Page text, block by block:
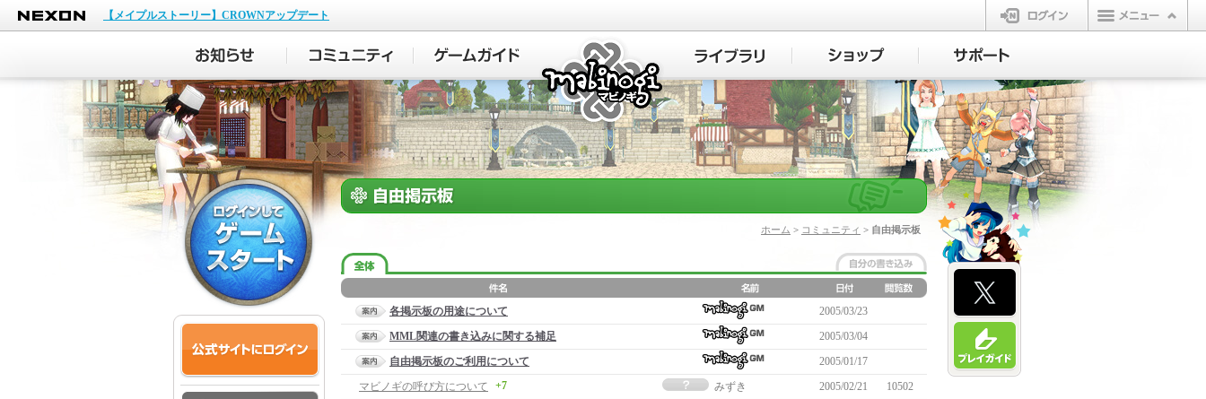
NEXON
【メイプルストーリー】CROWNアップデート
ログイン
マビノギ
ホーム > コミュニティ > 自由掲示板
各掲示板の用途について
2005/03/23
MML関連の書き込みに関する補足
2005/03/04
自由掲示板のご利用について
2005/01/17
マビノギの呼び方について
+7 みずき 2005/02/21
10502